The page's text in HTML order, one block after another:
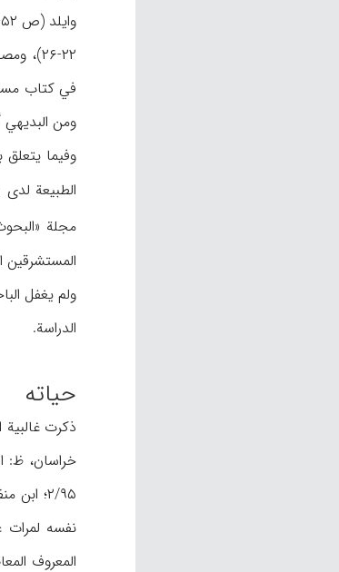
في کتاب
ومن
وفیما
الطبیعة لدی
مجلة
المستشرقین
ولم یغفل
الدراسة.
حیاته
خراسان، ظ: الطبري، ۶/۵۵۸)، ورفعوا نسبه إلی یعرب بن
۲/۹۵؛ ابن منظور،